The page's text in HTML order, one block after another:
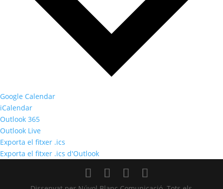
Google Calendar
iCalendar
Outlook 365
Outlook Live
Exporta el fitxer .ics
Exporta el fitxer .ics d'Outlook